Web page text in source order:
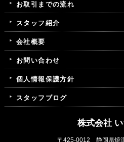
お取引までの流れ
スタッフ紹介
会社概要
お問い合わせ
個人情報保護方針
スタッフブログ
株式会社
〒425-0012 静岡県焼